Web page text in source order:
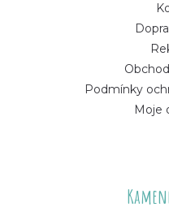
Podmínky
Moje